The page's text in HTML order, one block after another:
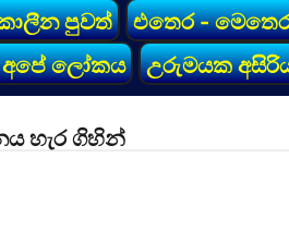
පුවත් එතෙර -
ලෝකය
උරුමයක
හැර ගිහින්